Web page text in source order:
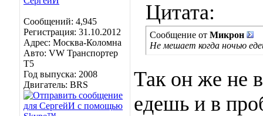
Сообщений: 4,945
Регистрация: 31.10.2012
Адрес: Москва-Коломна
Авто: VW Транспортер
Т5
Год выпуска: 2008
Двигатель: BRS
Цитата:
Сообщение от Микрон
Не мешает когда ночью
Так он же не
едешь и в